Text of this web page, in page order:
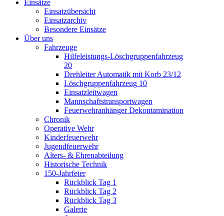
Einsätze
Einsatzübersicht
Einsatzarchiv
Besondere Einsätze
Über uns
Fahrzeuge
Hilfeleistungs-Löschgruppenfahrzeug
20
Drehleiter Automatik mit Korb 23/12
Löschgruppenfahrzeug 10
Einsatzleitwagen
Mannschaftstransportwagen
Feuerwehranhänger Dekontamination
Chronik
Operative Wehr
Kinderfeuerwehr
Jugendfeuerwehr
Alters- & Ehrenabteilung
Historische Technik
150-Jahrfeier
Rückblick Tag 1
Rückblick Tag 2
Rückblick Tag 3
Galerie